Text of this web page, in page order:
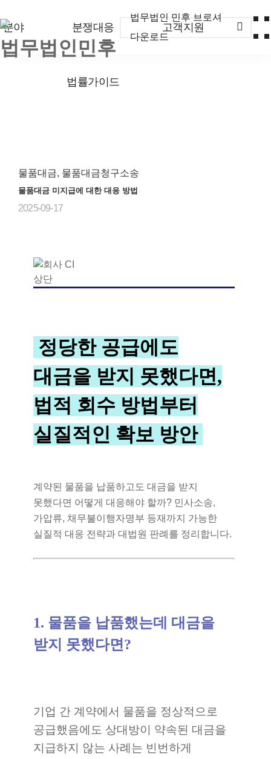
법무법인 민후 브로셔
다운로드
분야 분쟁대응
법률가이드
고객지원
물품대금, 물품대금청구소송
물품대금 미지급에 대한 대응 방법
2025-09-17
정당한 공급에도
대금을 받지 못했다면,
법적 회수 방법부터
실질적인 확보 방안
계약된 물품을 납품하고도 대금을 받지
못했다면 어떻게 대응해야 할까? 민사소송,
가압류, 채무불이행자명부 등재까지 가능한
실질적 대응 전략과 대법원 판례를 정리합니다.
1. 물품을 납품했는데 대금을
받지 못했다면?
기업 간 계약에서 물품을 정상적으로
공급했음에도 상대방이 약속된 대금을
지급하지 않는 사례는 빈번하게